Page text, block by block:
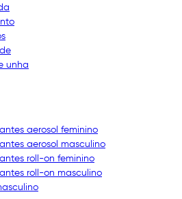
unha
aerosol feminino
aerosol masculino
roll-on feminino
roll-on masculino